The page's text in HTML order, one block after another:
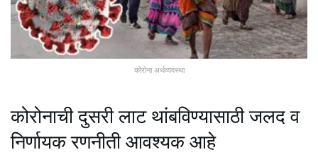
कोरोना अर्थव्यवस्था
कोरोनाची दुसरी लाट थांबविण्यासाठी जलद व
निर्णायक रणनीती आवश्यक आहे